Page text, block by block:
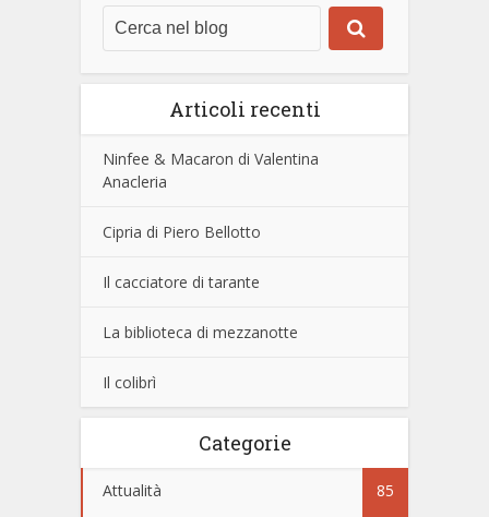
Articoli recenti
Ninfee & Macaron di Valentina
Anacleria
Cipria di Piero Bellotto
Il cacciatore di tarante
La biblioteca di mezzanotte
Il colibrì
Categorie
Attualità 85